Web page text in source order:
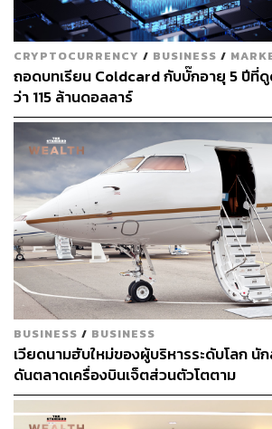
CRYPTOCURRENCY / BUSINESS /
ถอดบทเรียน Coldcard กับบั๊กอายุ 5 ปีที่ดู
ว่า 115 ล้านดอลลาร์
BUSINESS / BUSINESS
เวียดนามฮับใหม่ของผู้บริหารระดับโลก นัก
ดันตลาดเครื่องบินเจ็ตส่วนตัวโตตาม